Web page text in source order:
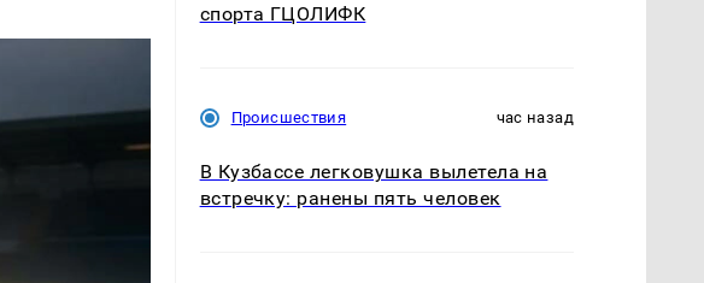
спорта ГЦОЛИФК
Происшествия час назад
В Кузбассе легковушка вылетела на
встречку: ранены пять человек